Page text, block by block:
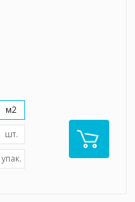
м2
шт.
упак.